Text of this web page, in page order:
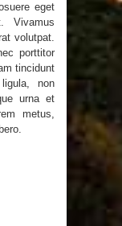
eget
Vivamus
volutpat.
porttitor
tincidunt
non
urna et
metus,